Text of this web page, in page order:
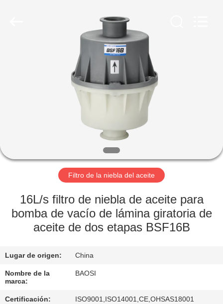
PRODUCTOS
NOSOTROS
RECORRIDO
POR
LA
FÁBRICA
CONTROL
DE
CALIDAD
Filtro de la niebla del aceite
16L/s filtro de niebla de aceite para
bomba de vacío de lámina giratoria de
aceite de dos etapas BSF16B
Lugar de origen: China
Nombre de la
marca:
BAOSI
Certificación: ISO9001,ISO14001,CE,OHSAS18001